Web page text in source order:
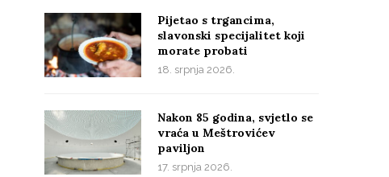
Pijetao s trgancima,
slavonski specijalitet koji
morate probati
18. srpnja 2026.
Nakon 85 godina, svjetlo se
vraća u Meštrovićev
paviljon
17. srpnja 2026.